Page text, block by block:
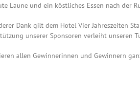
Laune und ein köstliches Essen nach der
Dank gilt dem Hotel Vier Jahreszeiten
unserer Sponsoren verleiht unseren
allen Gewinnerinnen und Gewinnern